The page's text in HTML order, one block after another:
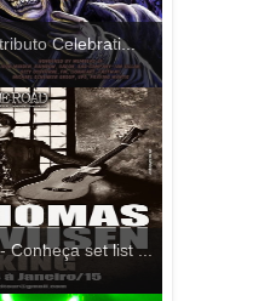
Celebrati...
Conheça set list ...